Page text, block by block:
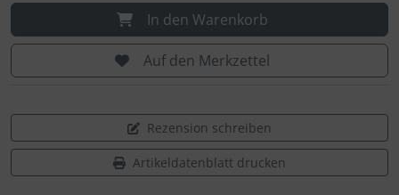
In den Warenkorb
Auf den Merkzettel
Rezension schreiben
Artikeldatenblatt drucken